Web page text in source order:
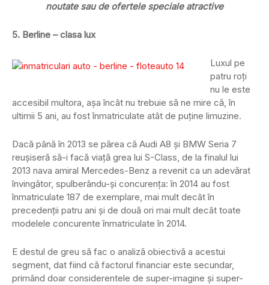
noutate sau de ofertele speciale atractive
5. Berline – clasa lux
Luxul pe
patru roți
nu le este
accesibil multora, așa încât nu trebuie să ne mire că, în
ultimii 5 ani, au fost înmatriculate atât de puține limuzine.
Dacă până în 2013 se părea că Audi A8 și BMW Seria 7
reușiseră să-i facă viață grea lui S-Class, de la finalul lui
2013 nava amiral Mercedes-Benz a revenit ca un adevărat
învingător, spulberându-și concurența: în 2014 au fost
înmatriculate 187 de exemplare, mai mult decât în
precedenții patru ani și de două ori mai mult decât toate
modelele concurente înmatriculate în 2014.
E destul de greu să fac o analiză obiectivă a acestui
segment, dat fiind că factorul financiar este secundar,
primând doar considerentele de super-imagine și super-